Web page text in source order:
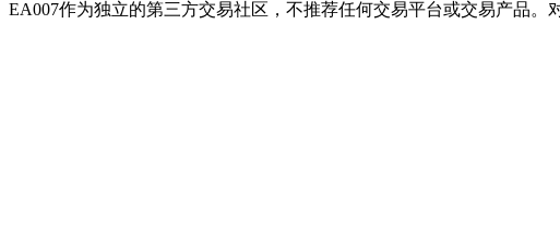
EA007作为独立的第三方交易社区，不推荐任何交易平台或交易产品